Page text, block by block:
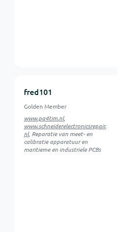
fred101
Golden Member
www.pa4tim.nl,
www.schneiderelectronicsrepair.
nl, Reparatie van meet- en
calibratie apparatuur en
maritieme en industriele PCBs